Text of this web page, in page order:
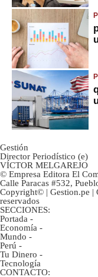
Gestión
Director Periodístico (e)
VÍCTOR MELGAREJO
© Empresa Editora El
Calle Paracas #532,
Copyright© | Gestion.pe |
reservados
SECCIONES:
Portada -
Economía -
Mundo -
Perú -
Tu Dinero -
Tecnología
CONTACTO: